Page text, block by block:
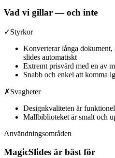
Vad vi gillar — och inte
✓Styrkor
Konverterar långa
slides automatiskt
Extremt prisvärd med en av
Snabb och enkel att komma
✗Svagheter
Designkvaliteten är
Mallbiblioteket är smalt och
Användningsområden
MagicSlides är bäst för